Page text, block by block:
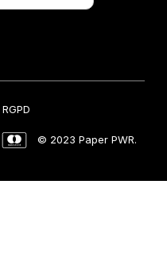
RGPD
© 2023 Paper PWR.